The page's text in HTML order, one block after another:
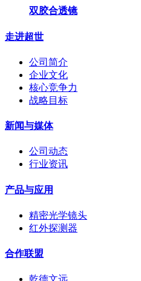
双胶合透镜
走进超世
公司简介
企业文化
核心竞争力
战略目标
新闻与媒体
公司动态
行业资讯
产品与应用
精密光学镜头
红外探测器
合作联盟